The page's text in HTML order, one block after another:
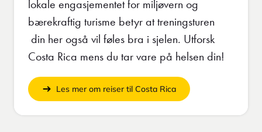
lokale engasjementet for miljøvern og
bærekraftig turisme betyr at treningsturen
din her også vil føles bra i sjelen. Utforsk
Costa Rica mens du tar vare på helsen din!
Les mer om reiser til Costa Rica